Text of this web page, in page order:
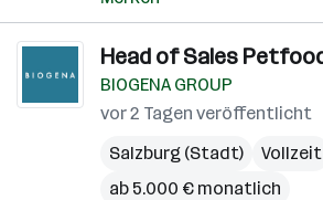
Head of Sales
BIOGENA GROUP
vor 2 Tagen veröffentlicht
Salzburg (Stadt)
Vollzeit
ab 5.000 € monatlich